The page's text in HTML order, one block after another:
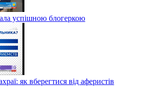
успішною блогеркою
як вберегтися від аферистів